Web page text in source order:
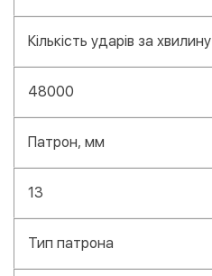
Кількість ударів за хвилину
48000
Патрон, мм
13
Тип патрона